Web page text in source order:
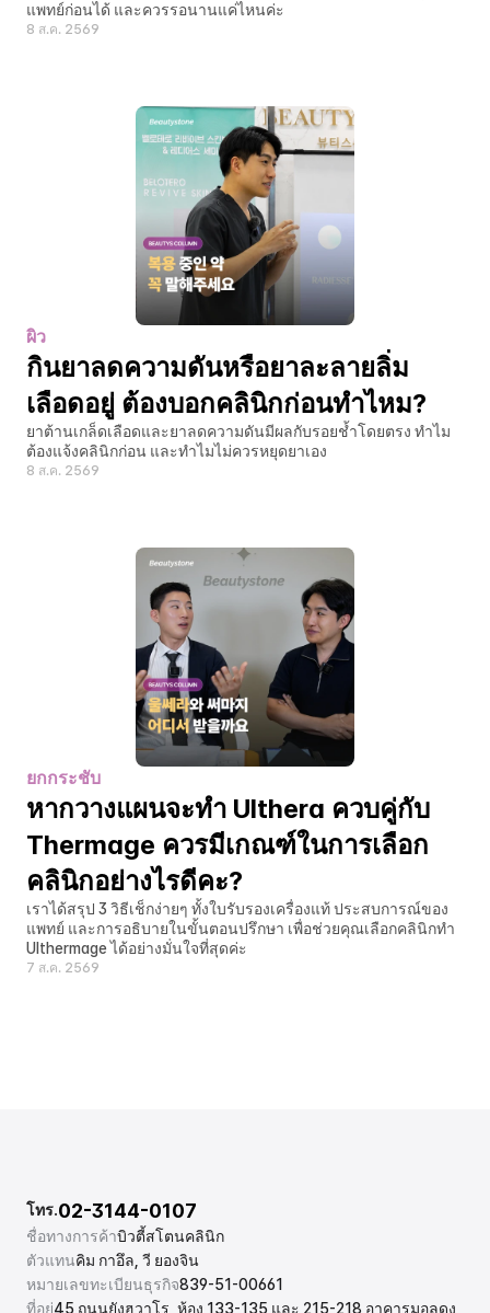
แพทย์ก่อนได้ และควรรอนานแค่ไหนค่ะ
8 ส.ค. 2569
ผิว
กินยาลดความดันหรือยาละลายลิ่ม
เลือดอยู่ ต้องบอกคลินิกก่อนทำไหม?
ยาต้านเกล็ดเลือดและยาลดความดันมีผลกับรอยช้ำโดยตรง ทำไม
ต้องแจ้งคลินิกก่อน และทำไมไม่ควรหยุดยาเอง
8 ส.ค. 2569
ยกกระชับ
หากวางแผนจะทำ Ulthera ควบคู่กับ
Thermage ควรมีเกณฑ์ในการเลือก
คลินิกอย่างไรดีคะ?
เราได้สรุป 3 วิธีเช็กง่ายๆ ทั้งใบรับรองเครื่องแท้ ประสบการณ์ของ
แพทย์ และการอธิบายในขั้นตอนปรึกษา เพื่อช่วยคุณเลือกคลินิกทำ
Ulthermage ได้อย่างมั่นใจที่สุดค่ะ
7 ส.ค. 2569
ชื่อทางการค้าบิวตี้สโตนคลินิก
ตัวแทนคิม กาอึล, วี ยองจิน
หมายเลขทะเบียนธุรกิจ839-51-00661
ที่อยู่45 ถนนยังฮวาโร, ห้อง 133-135 และ 215-218 อาคารมอลดง
โทร.02-3144-0107